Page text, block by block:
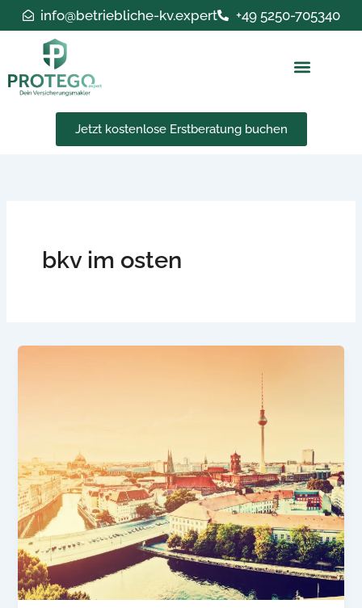
Inhalt
springen
info@betriebliche-kv.expert +49 5250-705340
Jetzt kostenlose Erstberatung buchen
bkv im osten